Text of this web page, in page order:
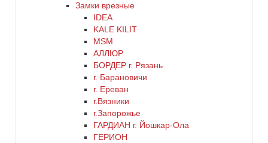
Замки врезные
IDEA
KALE KILIT
MSM
АЛЛЮР
БОРДЕР г. Рязань
г. Барановичи
г. Ереван
г.Вязники
г.Запорожье
ГАРДИАН г. Йошкар-Ола
ГЕРИОН